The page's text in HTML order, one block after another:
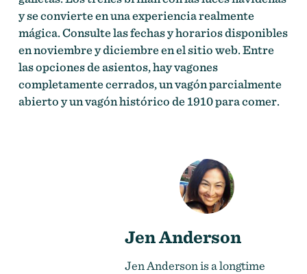
y se convierte en una experiencia realmente
mágica. Consulte las fechas y horarios disponibles
en noviembre y diciembre en el sitio web. Entre
las opciones de asientos, hay vagones
completamente cerrados, un vagón parcialmente
abierto y un vagón histórico de 1910 para comer.
Jen Anderson
Jen Anderson is a longtime